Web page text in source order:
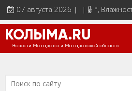
07 августа 2026 | | °,
КОЛЫМА.RU
Новости Магадана и Магаданской области